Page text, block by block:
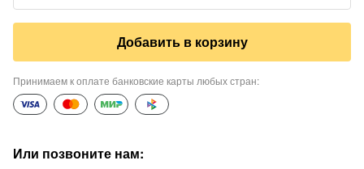
Добавить в корзину
Принимаем к оплате банковские карты любых стран:
Или позвоните нам: